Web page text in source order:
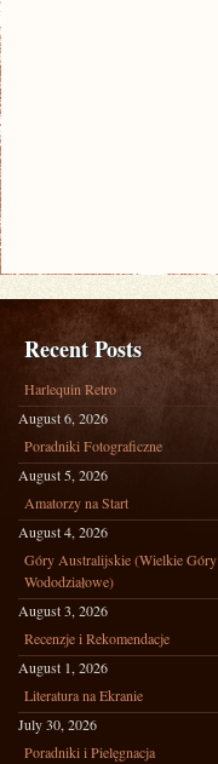
Recent Posts
Harlequin Retro
August 6, 2026
Poradniki Fotograficzne
August 5, 2026
Amatorzy na Start
August 4, 2026
Góry Australijskie (Wielkie Góry
Wododziałowe)
August 3, 2026
Recenzje i Rekomendacje
August 1, 2026
Literatura na Ekranie
July 30, 2026
Poradniki i Pielęgnacja